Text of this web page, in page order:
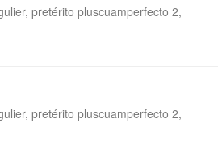
pretérito pluscuamperfecto 2,
pretérito pluscuamperfecto 2,